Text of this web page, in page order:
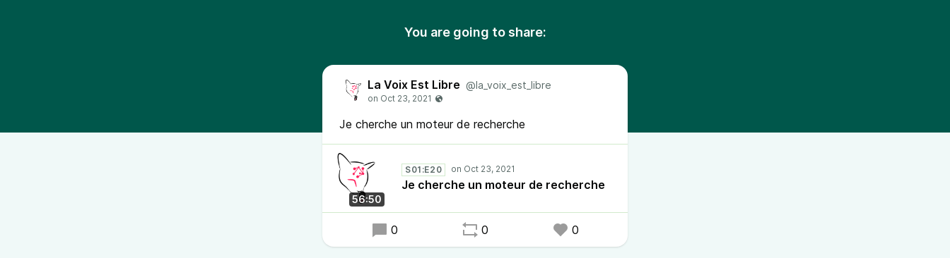
You are going to share:
La Voix Est Libre @la_voix_est_libre
Je cherche un moteur de recherche
56:50
S01:E20
Je cherche un moteur de recherche
0 0 0